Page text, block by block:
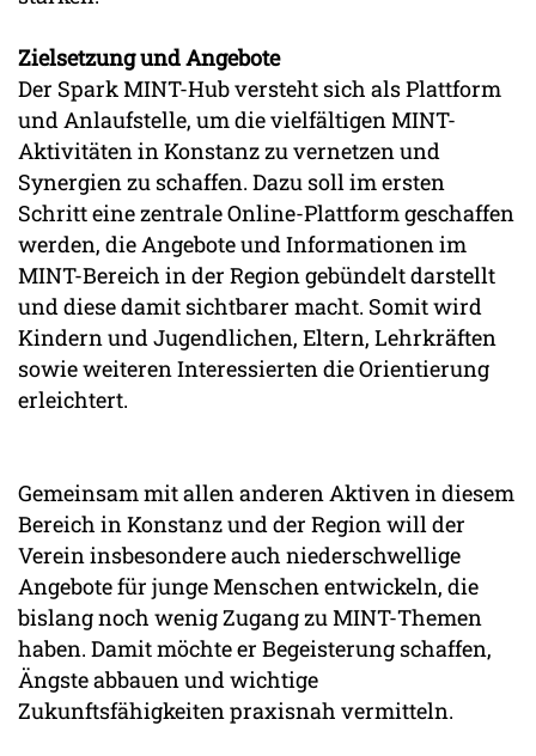
Zielsetzung und Angebote
Der Spark MINT-Hub versteht sich als Plattform
und Anlaufstelle, um die vielfältigen MINT-
Aktivitäten in Konstanz zu vernetzen und
Synergien zu schaffen. Dazu soll im ersten
Schritt eine zentrale Online-Plattform geschaffen
werden, die Angebote und Informationen im
MINT-Bereich in der Region gebündelt darstellt
und diese damit sichtbarer macht. Somit wird
Kindern und Jugendlichen, Eltern, Lehrkräften
sowie weiteren Interessierten die Orientierung
erleichtert.
Gemeinsam mit allen anderen Aktiven in diesem
Bereich in Konstanz und der Region will der
Verein insbesondere auch niederschwellige
Angebote für junge Menschen entwickeln, die
bislang noch wenig Zugang zu MINT-Themen
haben. Damit möchte er Begeisterung schaffen,
Ängste abbauen und wichtige
Zukunftsfähigkeiten praxisnah vermitteln.